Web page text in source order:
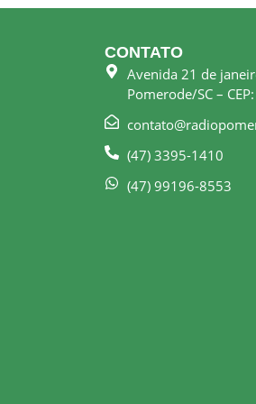
CONTATO
Avenida 21 de
Pomerode/SC –
(47) 3395-1410
(47) 99196-8553